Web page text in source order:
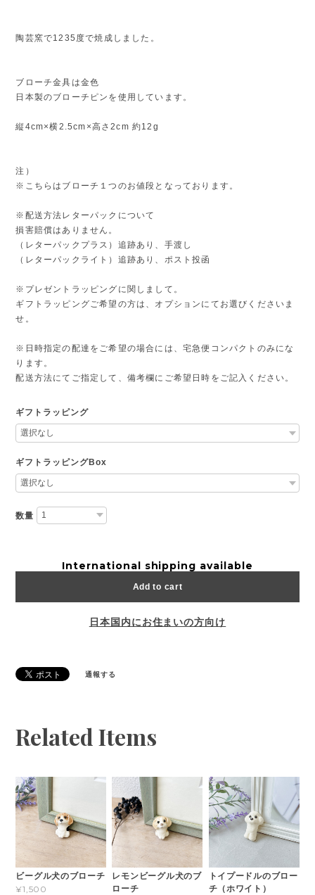
陶芸窯で1235度で焼成しました。
ブローチ金具は金色
日本製のブローチピンを使用しています。
縦4cm×横2.5cm×高さ2cm 約12g
注）
※こちらはブローチ１つのお値段となっております。
※配送方法レターパックについて
損害賠償はありません。
（レターパックプラス）追跡あり、手渡し
（レターパックライト）追跡あり、ポスト投函
※プレゼントラッピングに関しまして。
ギフトラッピングご希望の方は、オプションにてお選びくださいま
せ。
※日時指定の配達をご希望の場合には、宅急便コンパクトのみにな
ります。
配送方法にてご指定して、備考欄にご希望日時をご記入ください。
ギフトラッピング
ギフトラッピングBox
数量
International shipping available
Add to cart
日本国内にお住まいの方向け
通報する
Related Items
ビーグル犬のブローチ
¥1,500
レモンビーグル犬のブ
ローチ
トイプードルのブロー
チ（ホワイト）